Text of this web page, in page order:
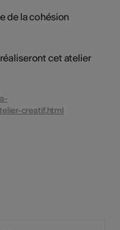
de la cohésion
cet atelier
creatif.html